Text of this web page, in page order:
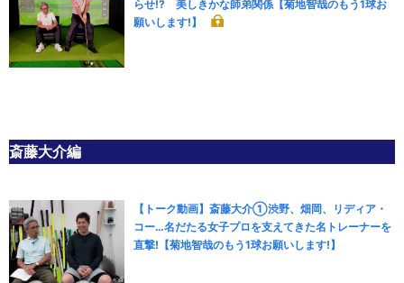
らせ!? 美しきかな師弟関係【菊地智哉のもう1球お
願いします!】
斎藤大介編
【トーク動画】斎藤大介①渋野、畑岡、リディア・
コー…名だたる女子プロを支えてきた名トレーナーを
直撃!【菊地智哉のもう1球お願いします!】